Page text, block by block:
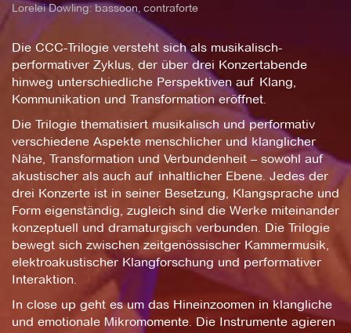
Lorelei Dowling: bassoon, contraforte
Die CCC-Trilogie versteht sich als musikalisch-
performativer Zyklus, der über drei Konzertabende
hinweg unterschiedliche Perspektiven auf Klang,
Kommunikation und Transformation eröffnet.
Die Trilogie thematisiert musikalisch und performativ
verschiedene Aspekte menschlicher und klanglicher
Nähe, Transformation und Verbundenheit – sowohl auf
akustischer als auch auf inhaltlicher Ebene. Jedes der
drei Konzerte ist in seiner Besetzung, Klangsprache und
Form eigenständig, zugleich sind die Werke miteinander
konzeptuell und dramaturgisch verbunden. Die Trilogie
bewegt sich zwischen zeitgenössischer Kammermusik,
elektroakustischer Klangforschung und performativer
Interaktion.
In close up geht es um das Hineinzoomen in klangliche
und emotionale Mikromomente. Die Instrumente agieren